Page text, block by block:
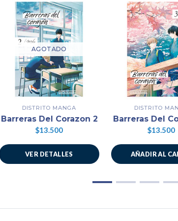
AGOTADO
DISTRITO MANGA
Barreras Del Corazon 2
$13.500
VER DETALLES
DISTRITO
Barreras Del
$13.500
AÑADIR AL